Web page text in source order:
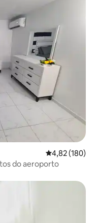
Classificação
4,82 (180)
do aeroporto